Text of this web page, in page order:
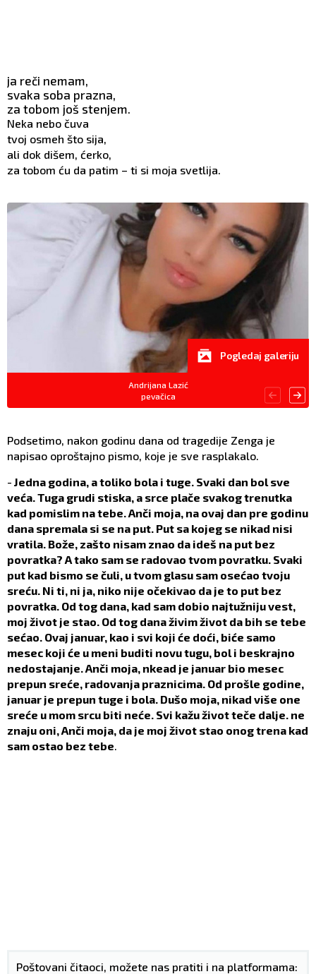
ja reči nemam,
svaka soba prazna,
za tobom još stenjem.
Neka nebo čuva
tvoj osmeh što sija,
ali dok dišem, ćerko,
za tobom ću da patim – ti si moja svetlija.
Andrijana Lazić
pevačica
Pogledaj galeriju
Podsetimo, nakon godinu dana od tragedije Zenga je
napisao oproštajno pismo, koje je sve rasplakalo.
- Jedna godina, a toliko bola i tuge. Svaki dan bol sve
veća. Tuga grudi stiska, a srce plače svakog trenutka
kad pomislim na tebe. Anči moja, na ovaj dan pre godinu
dana spremala si se na put. Put sa kojeg se nikad nisi
vratila. Bože, zašto nisam znao da ideš na put bez
povratka? A tako sam se radovao tvom povratku. Svaki
put kad bismo se čuli, u tvom glasu sam osećao tvoju
sreću. Ni ti, ni ja, niko nije očekivao da je to put bez
povratka. Od tog dana, kad sam dobio najtužniju vest,
moj život je stao. Od tog dana živim život da bih se tebe
sećao. Ovaj januar, kao i svi koji će doći, biće samo
mesec koji će u meni buditi novu tugu, bol i beskrajno
nedostajanje. Anči moja, nkead je januar bio mesec
prepun sreće, radovanja praznicima. Od prošle godine,
januar je prepun tuge i bola. Dušo moja, nikad više one
sreće u mom srcu biti neće. Svi kažu život teče dalje. ne
znaju oni, Anči moja, da je moj život stao onog trena kad
sam ostao bez tebe
Poštovani čitaoci, možete nas pratiti i na platformama: